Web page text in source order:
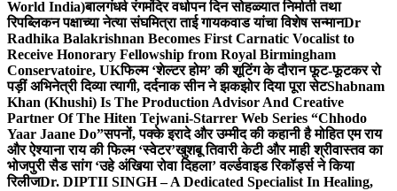
World India)बालगंधर्व रंगमंदिर वर्धापन दिन सोहळ्यात निर्माती तथा
रिपब्लिकन पक्षाच्या नेत्या संघमित्रा ताई गायकवाड यांचा विशेष सन्मानDr
Radhika Balakrishnan Becomes First Carnatic Vocalist to
Receive Honorary Fellowship from Royal Birmingham
Conservatoire, UKफिल्म ‘शेल्टर होम’ की शूटिंग के दौरान फूट-फूटकर रो
पड़ीं अभिनेत्री दिव्या त्यागी, दर्दनाक सीन ने झकझोर दिया पूरा सेटShabnam
Khan (Khushi) Is The Production Advisor And Creative
Partner Of The Hiten Tejwani-Starrer Web Series “Chhodo
Yaar Jaane Do”सपनों, पक्के इरादे और उम्मीद की कहानी है मोहित एम राय
और ऐश्याना राय की फिल्म ‘स्वेटर’खुशबू तिवारी केटी और माही श्रीवास्तव का
भोजपुरी सैड सांग ‘उहे अंखिया रोवा दिहला’ वर्ल्डवाइड रिकॉर्ड्स ने किया
रिलीजDr. DIPTII SINGH – A Dedicated Specialist In Healing,